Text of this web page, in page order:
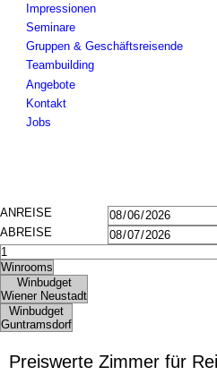
Seminare
Gruppen & Geschäftsreisende
Teambuilding
Angebote
Kontakt
Jobs
Impressionen
Seminare
Gruppen & Geschäftsreisende
Teambuilding
Angebote
Kontakt
Jobs
Preiswerte Zimmer für